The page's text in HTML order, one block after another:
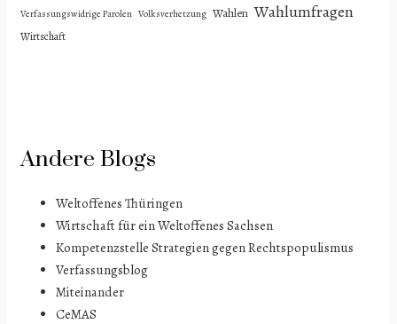
Verfassungswidrige Parolen Volksverhetzung Wahlen Wahlumfragen
Wirtschaft
Andere Blogs
Weltoffenes Thüringen
Wirtschaft für ein Weltoffenes Sachsen
Kompetenzstelle Strategien gegen Rechtspopulismus
Verfassungsblog
Miteinander
CeMAS